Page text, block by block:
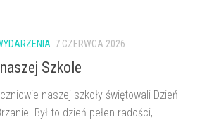
7 CZERWCA 2026
Szkole
naszej szkoły świętowali Dzień
Był to dzień pełen radości,